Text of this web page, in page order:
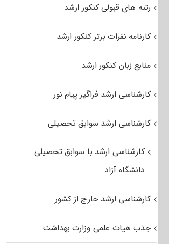
رتبه های قبولی کنکور ارشد
کارنامه نفرات برتر کنکور ارشد
منابع زبان کنکور ارشد
کارشناسی ارشد فراگیر پیام نور
کارشناسی ارشد سوابق تحصیلی
کارشناسی ارشد با سوابق تحصیلی
دانشگاه آزاد
کارشناسی ارشد خارج از کشور
جذب هیات علمی وزارت بهداشت